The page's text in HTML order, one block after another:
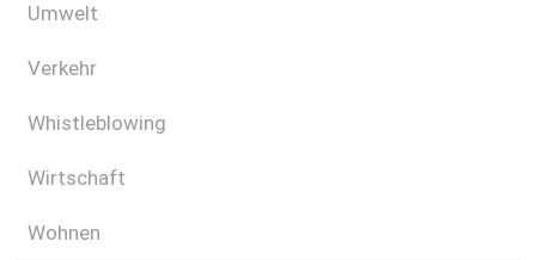
Umwelt
Verkehr
Whistleblowing
Wirtschaft
Wohnen